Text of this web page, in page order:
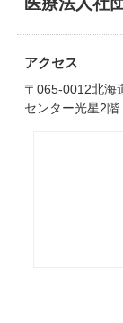
アクセス
〒065-0012北海
センター光星2階